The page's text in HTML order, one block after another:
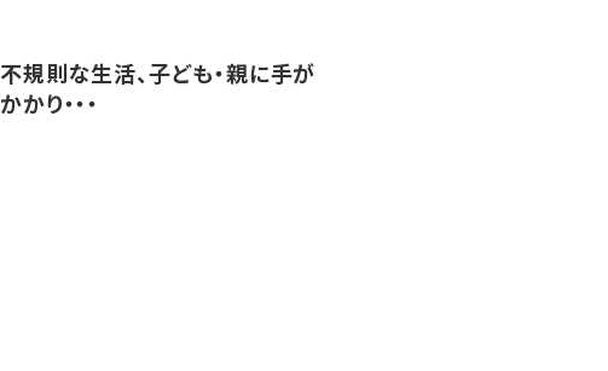
不規則な生活、子ども・親に手が
かかり・・・